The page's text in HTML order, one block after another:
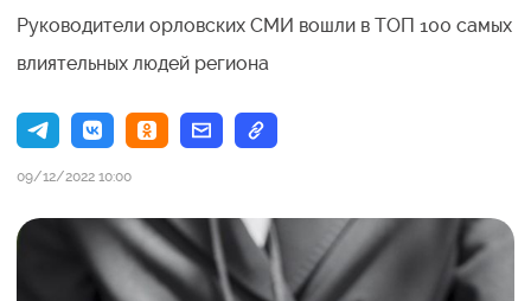
Руководители орловских СМИ вошли в ТОП 100 самых
влиятельных людей региона
09/12/2022 10:00